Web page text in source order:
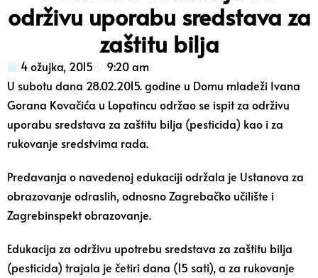
održivu uporabu sredstava za
zaštitu bilja
4 ožujka, 2015
9:20 am
U subotu dana 28.02.2015. godine u Domu mladeži Ivana
Gorana Kovačića u Lopatincu održao se ispit za održivu
uporabu sredstava za zaštitu bilja (pesticida) kao i za
rukovanje sredstvima rada.
Predavanja o navedenoj edukaciji održala je Ustanova za
obrazovanje odraslih, odnosno Zagrebačko učilište i
Zagrebinspekt obrazovanje.
Edukacija za održivu upotrebu sredstava za zaštitu bilja
(pesticida) trajala je četiri dana (15 sati), a za rukovanje